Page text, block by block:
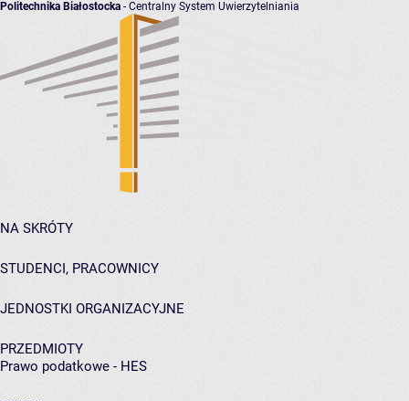
Politechnika Białostocka - Centralny System Uwierzytelniania
NA SKRÓTY
STUDENCI, PRACOWNICY
JEDNOSTKI ORGANIZACYJNE
PRZEDMIOTY
Prawo podatkowe - HES